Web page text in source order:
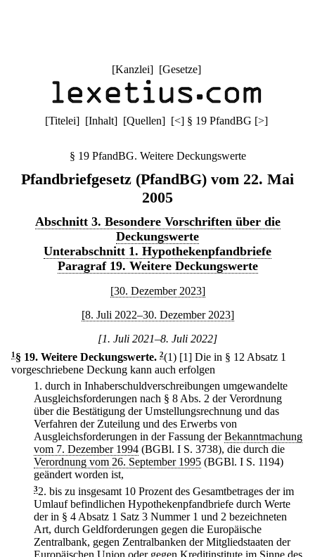
[Kanzlei] [Gesetze]
[Titelei] [Inhalt] [Quellen] [<] § 19 PfandBG [>]
§ 19 PfandBG. Weitere Deckungswerte
Pfandbriefgesetz (PfandBG) vom 22. Mai
2005
Abschnitt 3. Besondere Vorschriften über die
Deckungswerte
Unterabschnitt 1. Hypothekenpfandbriefe
Paragraf 19. Weitere Deckungswerte
[30. Dezember 2023]
[8. Juli 2022–30. Dezember 2023]
[1. Juli 2021–8. Juli 2022]
1 § 19. Weitere Deckungswerte. 2(1) [1] Die in § 12 Absatz 1
vorgeschriebene Deckung kann auch erfolgen
1. durch in Inhaberschuldverschreibungen umgewandelte
Ausgleichsforderungen nach § 8 Abs. 2 der Verordnung
über die Bestätigung der Umstellungsrechnung und das
Verfahren der Zuteilung und des Erwerbs von
Ausgleichsforderungen in der Fassung derBekanntmachung
vom 7. Dezember 1994 (BGBl. I S. 3738), die durch die
Verordnung vom 26. September 1995 (BGBl. I S. 1194)
geändert worden ist,
32. bis zu insgesamt 10 Prozent des Gesamtbetrages der im
Umlauf befindlichen Hypothekenpfandbriefe durch Werte
der in § 4 Absatz 1 Satz 3 Nummer 1 und 2 bezeichneten
Art, durch Geldforderungen gegen die Europäische
Zentralbank, gegen Zentralbanken der Mitgliedstaaten der
Europäischen Union oder gegen Kreditinstitute im Sinne des